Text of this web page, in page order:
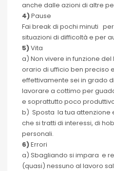
anche dalle azioni di altre
4)Pause
Fai break di pochi minuti
situazioni di difficoltà e per
5)Vita
a) Non vivere in funzione
orario di ufficio ben preciso
effettivamente sei in grado
lavorare a cottimo per
e soprattutto poco
b) Sposta la tua attenzione
che si tratti di interessi, di
personali.
6)Errori
a) Sbagliando si impara e
(quasi) nessuno al lavoro